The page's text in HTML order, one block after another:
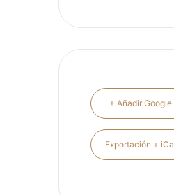
+ Añadir
Exportación +